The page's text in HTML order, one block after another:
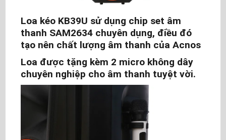
Loa kéo KB39U sử dụng chip set âm
thanh SAM2634 chuyên dụng, điều đó
tạo nên chất lượng âm thanh của Acnos
Loa được tặng kèm 2 micro không dây
chuyên nghiệp cho âm thanh tuyệt vời.